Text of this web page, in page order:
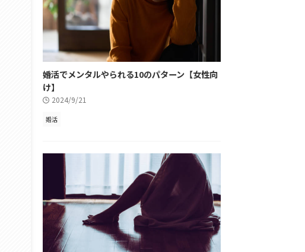
婚活でメンタルやられる10のパターン【女性向
け】
2024/9/21
婚活